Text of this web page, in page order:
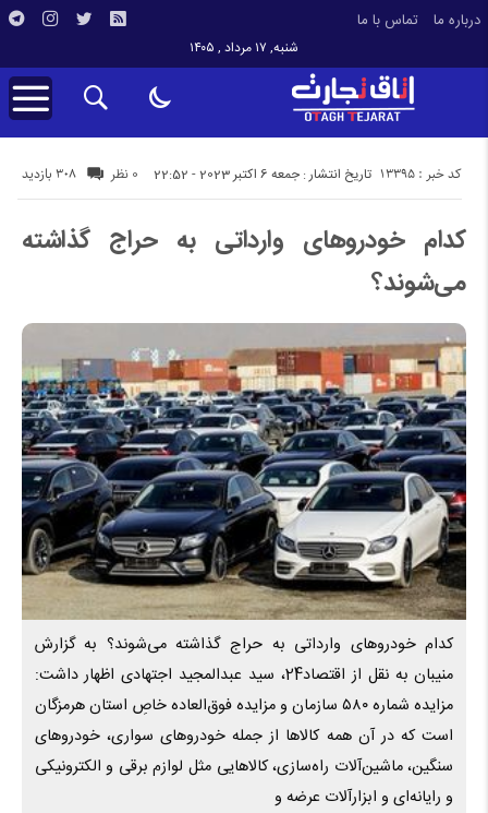
درباره ما تماس با ما
شنبه, ۱۷ مرداد , ۱۴۰۵
تاریخ انتشار : جمعه 6 اکتبر 2023 - 22:52 308 بازدید کد خبر : 13395 0 نظر
کدام خودروهای وارداتی به حراج گذاشته
می‌شوند؟
کدام خودروهای وارداتی به حراج گذاشته می‌شوند؟ به گزارش
منیبان به نقل از اقتصاد24، سید عبدالمجید اجتهادی اظهار داشت:
مزایده شماره ۵۸۰ سازمان و مزایده فوق‌العاده خاصِ استان هرمزگان
است که در آن همه کالاها از جمله خودروهای سواری، خودروهای
سنگین، ماشین‌آلات راه‌سازی، کالاهایی مثل لوازم برقی و الکترونیکی
و رایانه‌ای و ابزارآلات عرضه و